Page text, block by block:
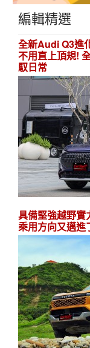
編輯精選
全新Audi Q3進
不用直上頂規!
馭日常
具備堅強越野實
乘用方向又邁進